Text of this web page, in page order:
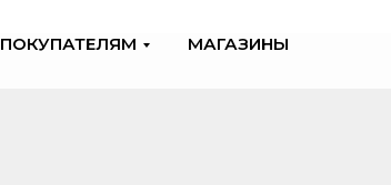
ПОКУПАТЕЛЯМ МАГАЗИНЫ